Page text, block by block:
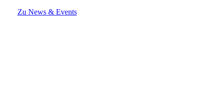
Zu News & Events